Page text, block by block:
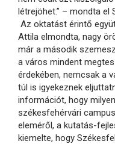
létrejöhet.” – mondta el
Az oktatást érintő
Attila elmondta, nagy
már a második
a város mindent
érdekében, nemcsak a
túl is igyekeznek
információt, hogy
székesfehérvári
eleméről, a kutatás-
kiemelte, hogy